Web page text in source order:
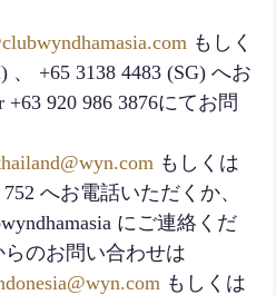
もしく
、 +65 3138 4483 (SG) へお
920 986 3876にてお問
もしくは
へお電話いただくか、
にご連絡くだ
のお問い合わせは
もしくは